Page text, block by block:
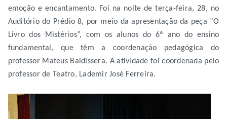
emoção e encantamento. Foi na noite de terça-feira, 28, no
Auditório do Prédio 8, por meio da apresentação da peça “O
Livro dos Mistérios”, com os alunos do 6º ano do ensino
fundamental, que têm a coordenação pedagógica do
professor Mateus Baldissera. A atividade foi coordenada pelo
professor de Teatro, Lademir José Ferreira.